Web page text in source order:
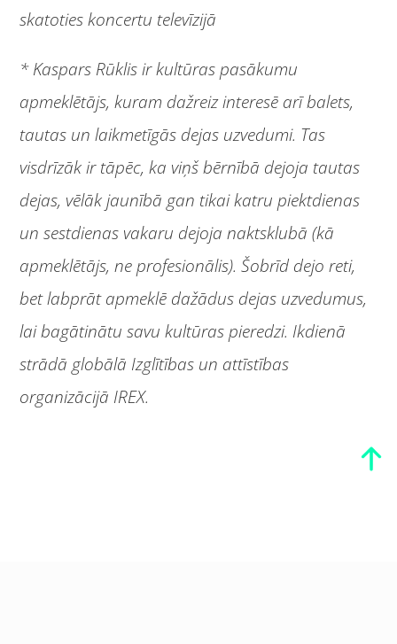
skatoties koncertu televīzijā
* Kaspars Rūklis ir kultūras pasākumu
apmeklētājs, kuram dažreiz interesē arī balets,
tautas un laikmetīgās dejas uzvedumi. Tas
visdrīzāk ir tāpēc, ka viņš bērnībā dejoja tautas
dejas, vēlāk jaunībā gan tikai katru piektdienas
un sestdienas vakaru dejoja naktsklubā (kā
apmeklētājs, ne profesionālis). Šobrīd dejo reti,
bet labprāt apmeklē dažādus dejas uzvedumus,
lai bagātinātu savu kultūras pieredzi. Ikdienā
strādā globālā Izglītības un attīstības
organizācijā IREX.